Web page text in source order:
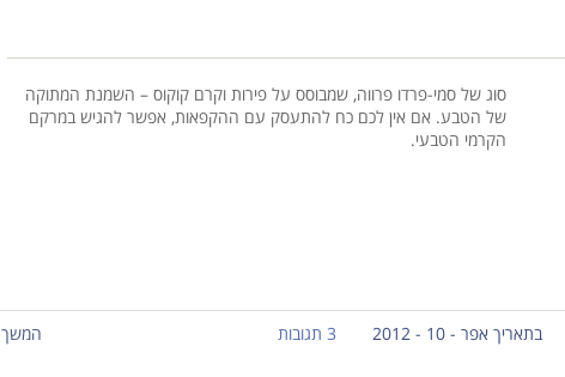
סוג של סמי-פרדו פרווה, שמבוסס על פירות וקרם קוקוס – השמנת המתוקה
של הטבע. אם אין לכם כח להתעסק עם ההקפאות, אפשר להגיש במרקם
הקרמי הטבעי.
בתאריך אפר - 10 - 2012 3 תגובות המשך